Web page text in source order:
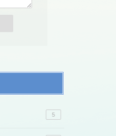
5